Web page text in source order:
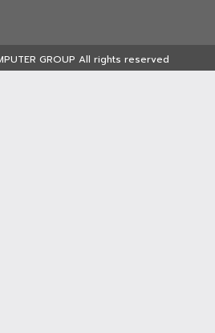
GROUP All rights reserved